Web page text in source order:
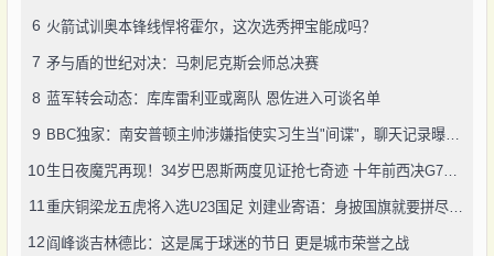
6 火箭试训奥本锋线悍将霍尔，这次选秀押宝能成吗？
7 矛与盾的世纪对决：马刺尼克斯会师总决赛
8 蓝军转会动态：库库雷利亚或离队 恩佐进入可谈名单
9 BBC独家：南安普顿主帅涉嫌指使实习生当"间谍"，聊天记录曝光引轩然大波
10 生日夜魔咒再现！34岁巴恩斯两度见证抢七奇迹 十年前西决G7也曾送雷霆回家
11 重庆铜梁龙五虎将入选U23国足 刘建业寄语：身披国旗就要拼尽全力
12 阎峰谈吉林德比：这是属于球迷的节日 更是城市荣誉之战